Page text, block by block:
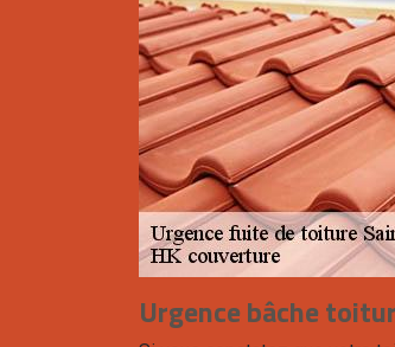
Urgence bâche